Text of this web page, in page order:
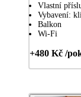
Vlastní
Vybavení:
Balkon
Wi-Fi
+480 Kč /